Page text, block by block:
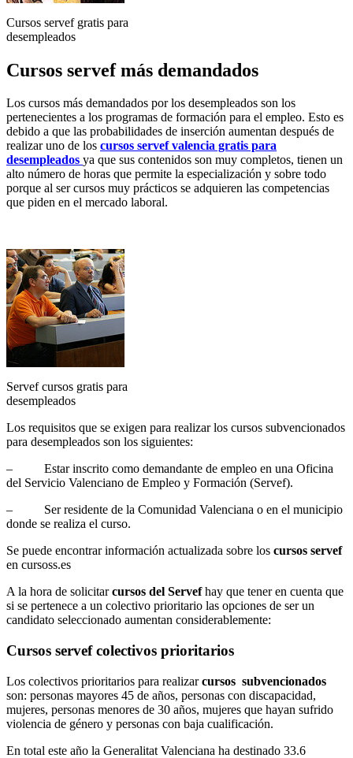
Cursos servef gratis para
desempleados
Cursos servef más demandados
Los cursos más demandados por los desempleados son los
pertenecientes a los programas de formación para el empleo. Esto es
debido a que las probabilidades de inserción aumentan después de
realizar uno de los cursos servef valencia gratis para
desempleados ya que sus contenidos son muy completos, tienen un
alto número de horas que permite la especialización y sobre todo
porque al ser cursos muy prácticos se adquieren las competencias
que piden en el mercado laboral.
Servef cursos gratis para
desempleados
Los requisitos que se exigen para realizar los cursos subvencionados
para desempleados son los siguientes:
– Estar inscrito como demandante de empleo en una Oficina
del Servicio Valenciano de Empleo y Formación (Servef).
– Ser residente de la Comunidad Valenciana o en el municipio
donde se realiza el curso.
Se puede encontrar información actualizada sobre los cursos servef
en cursoss.es
A la hora de solicitarcursos del Servefhay que tener en cuenta que
si se pertenece a un colectivo prioritario las opciones de ser un
candidato seleccionado aumentan considerablemente:
Cursos servef colectivos prioritarios
Los colectivos prioritarios para realizarcursos subvencionados
son: personas mayores 45 de años, personas con discapacidad,
mujeres, personas menores de 30 años, mujeres que hayan sufrido
violencia de género y personas con baja cualificación.
En total este año la Generalitat Valenciana ha destinado 33.6